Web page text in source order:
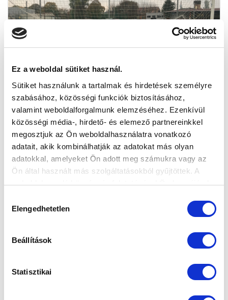
Ez a weboldal sütiket használ.
Sütiket használunk a tartalmak és hirdetések személyre
szabásához, közösségi funkciók biztosításához,
valamint weboldalforgalmunk elemzéséhez. Ezenkívül
közösségi média-, hirdető- és elemező partnereinkkel
megosztjuk az Ön weboldalhasználatra vonatkozó
adatait, akik kombinálhatják az adatokat más olyan
adatokkal, amelyeket Ön adott meg számukra vagy az
Ön által használt más szolgáltatásokból gyűjtöttek. A
weboldalon való böngészés folytatásával Ön hozzájárul a
kiválasztása
Elengedhetetlen
Beállítások
Statisztikai
ELMARAD AZ U19 SZOMBATI BAJNOKI
MÉRKŐZÉSE
2020-11-13 13:15:29
Csapatunk az eredeti tervekkel ellentétben mégsem lép
pályára szombaton a bajnokság 12. fordulójában.